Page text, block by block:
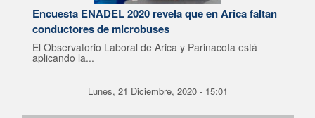
Encuesta ENADEL 2020 revela que en Arica faltan
conductores de microbuses
El Observatorio Laboral de Arica y Parinacota está
aplicando la...
Lunes, 21 Diciembre, 2020 - 15:01